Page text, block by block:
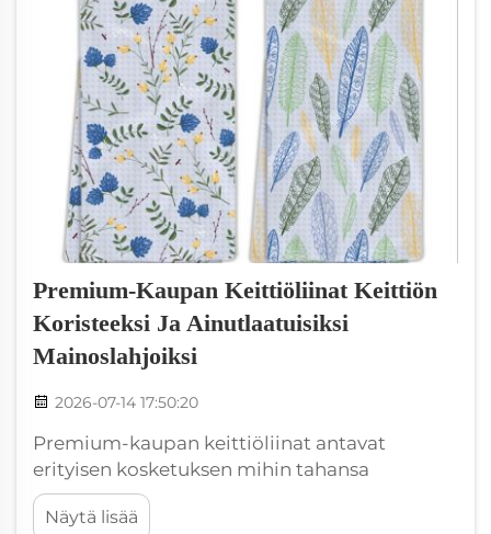
Premium-Kaupan Keittiöliinat Keittiön
Koristeeksi Ja Ainutlaatuisiksi
Mainoslahjoiksi
2026-07-14 17:50:20
Premium-kaupan keittiöliinat antavat
erityisen kosketuksen mihin tahansa
keittiöön. Ne eivät ole vain astioiden
kuivaamiseen; niitä voidaan käyttää myös
Näytä lisää